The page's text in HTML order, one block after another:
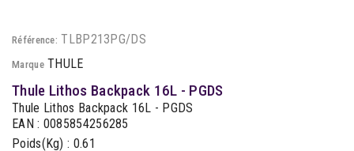
Référence: TLBP213PG/DS
Marque THULE
Thule Lithos Backpack 16L - PGDS
Thule Lithos Backpack 16L - PGDS
EAN : 0085854256285
Poids(Kg) : 0.61